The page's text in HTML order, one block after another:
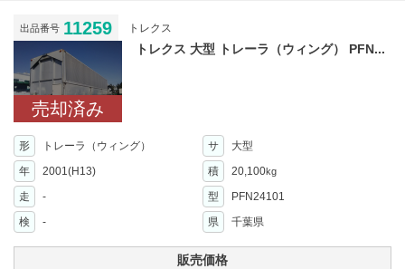
出品番号 11259 トレクス
売却済み
トレクス 大型 トレーラ（ウィング） PFN...
形 トレーラ（ウィング） サ
大型
年
2001(H13) 積 20,100kg
走 - 型
PFN24101
検
- 県 千葉県
販売価格